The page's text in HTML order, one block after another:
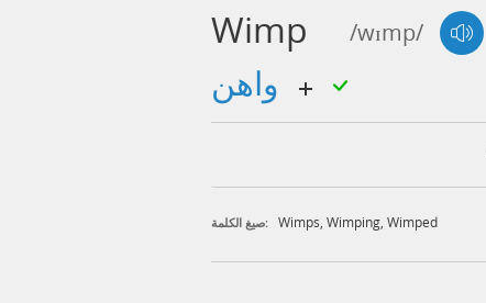
Wimp /wɪmp/
صيغ الكلمة: Wimps Wimping Wimped